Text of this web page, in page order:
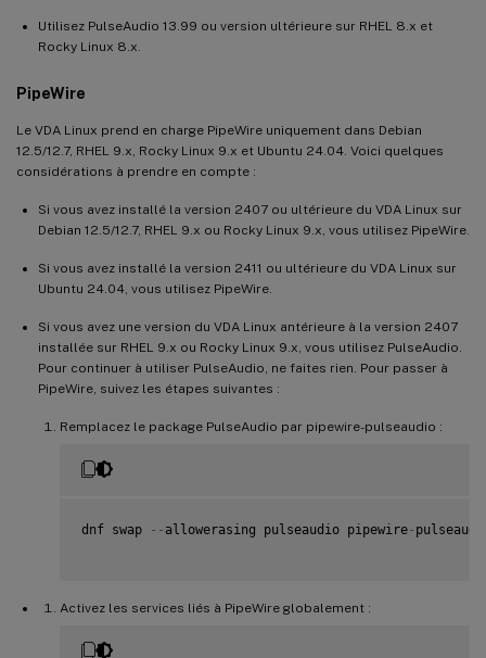
Utilisez PulseAudio 13.99 ou version ultérieure sur RHEL 8.x et
Rocky Linux 8.x.
PipeWire
Le VDA Linux prend en charge PipeWire uniquement dans Debian
12.5/12.7, RHEL 9.x, Rocky Linux 9.x et Ubuntu 24.04. Voici quelques
considérations à prendre en compte :
Si vous avez installé la version 2407 ou ultérieure du VDA Linux sur
Debian 12.5/12.7, RHEL 9.x ou Rocky Linux 9.x, vous utilisez PipeWire.
Si vous avez installé la version 2411 ou ultérieure du VDA Linux sur
Ubuntu 24.04, vous utilisez PipeWire.
Si vous avez une version du VDA Linux antérieure à la version 2407
installée sur RHEL 9.x ou Rocky Linux 9.x, vous utilisez PulseAudio.
Pour continuer à utiliser PulseAudio, ne faites rien. Pour passer à
PipeWire, suivez les étapes suivantes :
Remplacez le package PulseAudio par pipewire-pulseaudio :
dnf swap -- allowerasing pulseaudio pipewire-
Activez les services liés à PipeWire globalement :